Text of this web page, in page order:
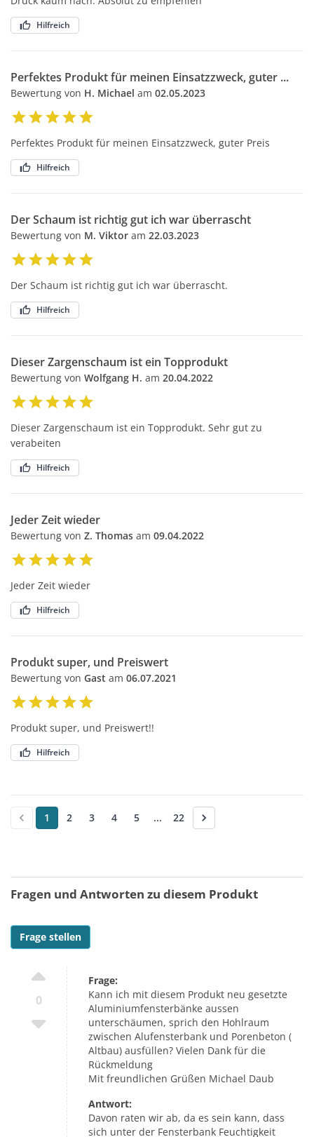
Hilfreich
Perfektes Produkt für meinen Einsatzzweck, guter ...
Bewertung von H. Michael am 02.05.2023
Perfektes Produkt für meinen Einsatzzweck, guter Preis
Hilfreich
Der Schaum ist richtig gut ich war überrascht
Bewertung von M. Viktor am 22.03.2023
Der Schaum ist richtig gut ich war überrascht.
Hilfreich
Dieser Zargenschaum ist ein Topprodukt
Bewertung von Wolfgang H. am 20.04.2022
Dieser Zargenschaum ist ein Topprodukt. Sehr gut zu
verabeiten
Hilfreich
Jeder Zeit wieder
Bewertung von Z. Thomas am 09.04.2022
Jeder Zeit wieder
Hilfreich
Produkt super, und Preiswert
Bewertung von Gast am 06.07.2021
Produkt super, und Preiswert!!
Hilfreich
1 2 3 4 5 ... 22
Fragen und Antworten zu diesem Produkt
Frage stellen
0
Frage:
Kann ich mit diesem Produkt neu gesetzte
Aluminiumfensterbänke aussen
unterschäumen, sprich den Hohlraum
zwischen Alufensterbank und Porenbeton (
Altbau) ausfüllen? Vielen Dank für die
Rückmeldung
Mit freundlichen Grüßen Michael Daub
Antwort:
Davon raten wir ab, da es sein kann, dass
sich unter der Fensterbank Feuchtigkeit